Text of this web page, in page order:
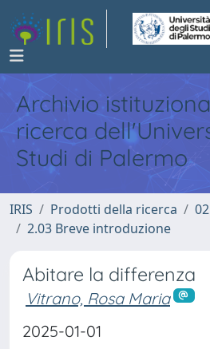
Archivio
ricerca
Studi di Palermo
IRIS Prodotti della ricerca
2.03 Breve introduzione
Abitare la differenza
Vitrano, Rosa Maria
2025-01-01